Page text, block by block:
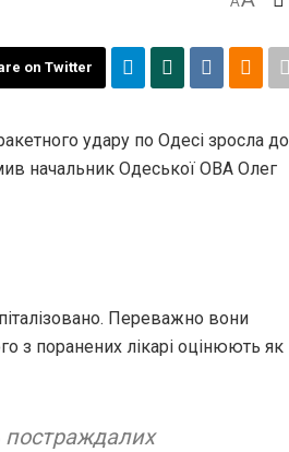
on Twitter
удару по Одесі зросла до
начальник Одеської ОВА Олег
Переважно вони
з поранених лікарі оцінюють як
постраждалих